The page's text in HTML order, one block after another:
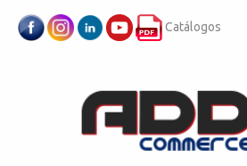
Catálogos